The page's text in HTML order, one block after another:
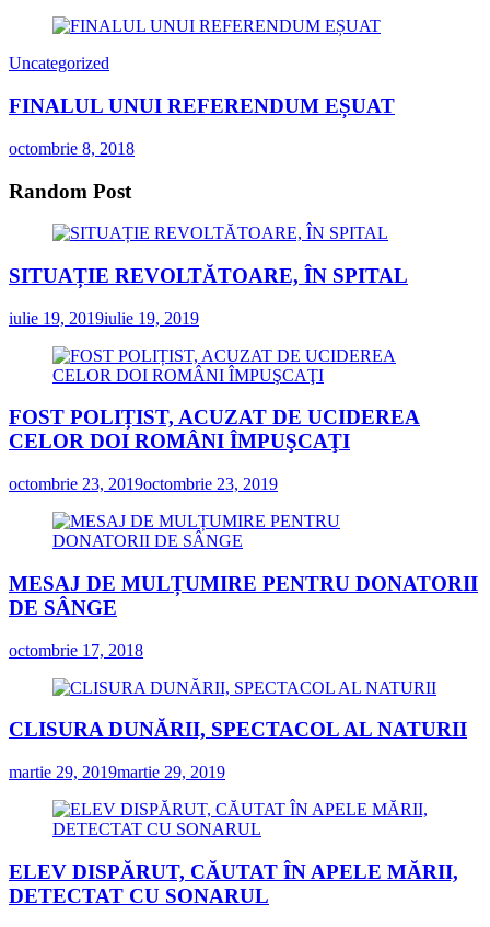
Uncategorized
FINALUL UNUI REFERENDUM EȘUAT
octombrie 8, 2018
Random Post
SITUAȚIE REVOLTĂTOARE, ÎN SPITAL
iulie 19, 2019iulie 19, 2019
FOST POLIȚIST, ACUZAT DE UCIDEREA
CELOR DOI ROMÂNI ÎMPUŞCAŢI
octombrie 23, 2019octombrie 23, 2019
MESAJ DE MULȚUMIRE PENTRU DONATORII
DE SÂNGE
octombrie 17, 2018
CLISURA DUNĂRII, SPECTACOL AL NATURII
martie 29, 2019martie 29, 2019
ELEV DISPĂRUT, CĂUTAT ÎN APELE MĂRII,
DETECTAT CU SONARUL